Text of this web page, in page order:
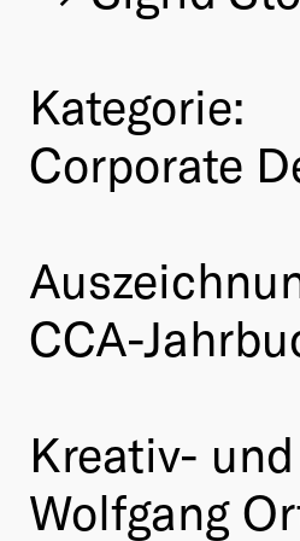
Kategorie:
Corporate
CCA-
Kreativ-
Wolfgang